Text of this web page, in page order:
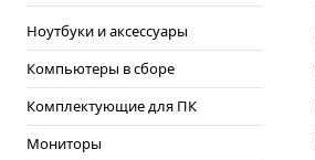
Ноутбуки и аксессуары
Компьютеры в сборе
Комплектующие для ПК
Мониторы